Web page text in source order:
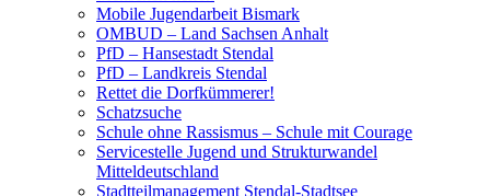
Mobile Jugendarbeit Bismark
OMBUD – Land Sachsen Anhalt
PfD – Hansestadt Stendal
PfD – Landkreis Stendal
Rettet die Dorfkümmerer!
Schatzsuche
Schule ohne Rassismus – Schule mit Courage
Servicestelle Jugend und Strukturwandel
Mitteldeutschland
Stadtteilmanagement Stendal-Stadtsee